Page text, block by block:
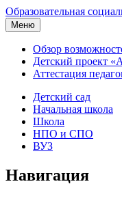
Образовательная
Меню
Обзор
Детский проект
Аттестация
Детский сад
Начальная школа
Школа
НПО и СПО
ВУЗ
Навигация